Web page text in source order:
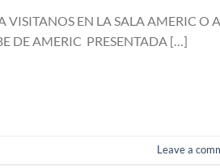
VISITANOS EN LA SALA AMERIC O A
DE AMERIC PRESENTADA […]
Leave a